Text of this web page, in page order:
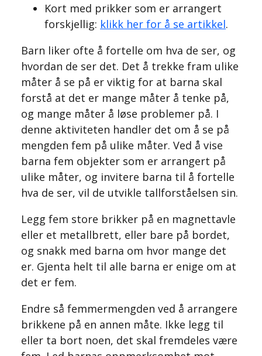
Kort med prikker som er arrangert
forskjellig: klikk her for å se artikkel.
Barn liker ofte å fortelle om hva de ser, og
hvordan de ser det. Det å trekke fram ulike
måter å se på er viktig for at barna skal
forstå at det er mange måter å tenke på,
og mange måter å løse problemer på. I
denne aktiviteten handler det om å se på
mengden fem på ulike måter. Ved å vise
barna fem objekter som er arrangert på
ulike måter, og invitere barna til å fortelle
hva de ser, vil de utvikle tallforståelsen sin.
Legg fem store brikker på en magnettavle
eller et metallbrett, eller bare på bordet,
og snakk med barna om hvor mange det
er. Gjenta helt til alle barna er enige om at
det er fem.
Endre så femmermengden ved å arrangere
brikkene på en annen måte. Ikke legg til
eller ta bort noen, det skal fremdeles være